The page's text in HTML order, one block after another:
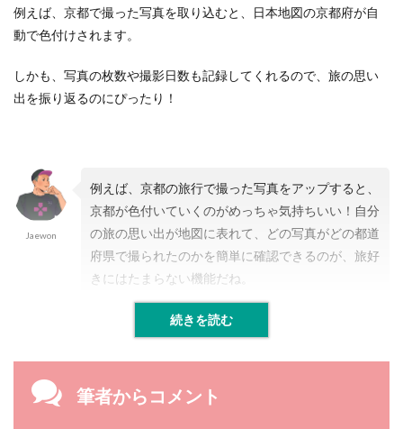
都
道
府
覇
！
例えば、京都で撮った写真を取り込むと、日本地図の京都府が自
動で色付けされます。
しかも、写真の枚数や撮影日数も記録してくれるので、旅の思い
出を振り返るのにぴったり！
Jaewon
例えば、京都の旅行で撮った写真をアップすると、
京都が色付いていくのがめっちゃ気持ちいい！自分
の旅の思い出が地図に表れて、どの写真がどの都道
府県で撮られたのかを簡単に確認できるのが、旅好
きにはたまらない機能だね。
続きを読む
筆者からコメント